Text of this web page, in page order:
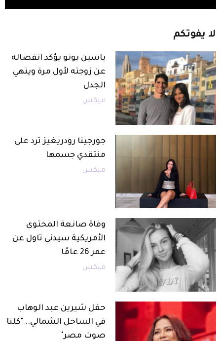
لا يفوتكم
ياسين بونو يؤكد انفصاله
عن زوجته لأول مرة وينهي
الجدل
ميكس
جورجينا رودريغيز ترد على
منتقدي جسمها
ميكس
وفاة صانعة المحتوى
الأمريكية سيدني تاول عن
عمر 26 عامًا
ميكس
حفل شيرين عبد الوهاب
في الساحل الشمالي.. "كلنا
صوت مصر"